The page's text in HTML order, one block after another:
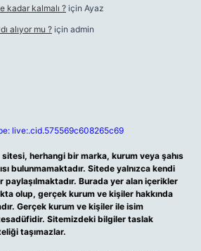
kadar kalmalı ? için Ayaz
alıyor mu ? için admin
live:.cid.575569c608265c69
herhangi bir marka, kurum veya şahıs
bulunmamaktadır. Sitede yalnızca kendi
paylaşılmaktadır. Burada yer alan içerikler
olup, gerçek kurum ve kişiler hakkında
Gerçek kurum ve kişiler ile isim
Sitemizdeki bilgiler taslak
taşımazlar.